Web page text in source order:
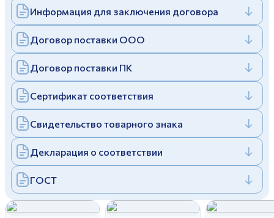
Отправить
Заполняя и отправляя форму, вы соглашаетесь
cполитикой конфиденциальности
Заполняя и отправляя форму, вы соглашаетесь
cполитикой конфиденциальности
Дулевский фарфоровый завод ©
Политика конфиденциальности
Информация для заключения договора
Договор поставки ООО
Договор поставки ПК
Сертификат соответствия
Свидетельство товарного знака
Декларация о соответствии
ГОСТ